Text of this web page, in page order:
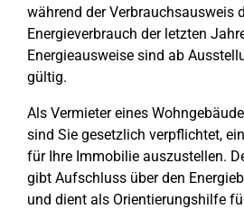
während der Verbrauchsausweis
Energieverbrauch der letzten
Energieausweise sind ab
gültig.
Als Vermieter eines
sind Sie gesetzlich verpflichtet,
für Ihre Immobilie auszustellen.
gibt Aufschluss über den
und dient als Orientierungshilfe